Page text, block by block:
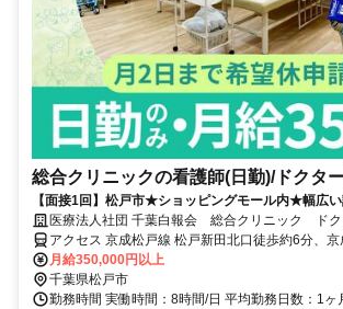
総合クリニックの看護師(日勤)/ドクタ
【面接1回】松戸市★ショッピングモール内★幅広
合クリニック★30代～50代の採用実績も多数！
医療法人社団 千葉白報会 総合クリニック ドク
アクセス 京成松戸線 松戸新田北口徒歩約6分、京
口徒歩約6分、京成松戸線 みのり台北口徒歩約12
新田駅」より徒歩5分
月給350,000円以上
千葉県松戸市
勤務時間 実働時間：8時間/日 平均勤務日数：1ヶ